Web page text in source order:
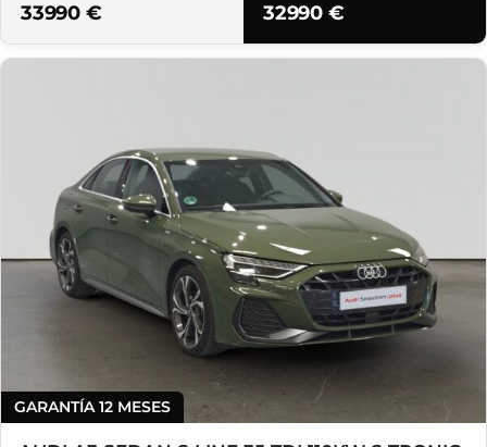
32990 €
33990 €
GARANTÍA 12 MESES